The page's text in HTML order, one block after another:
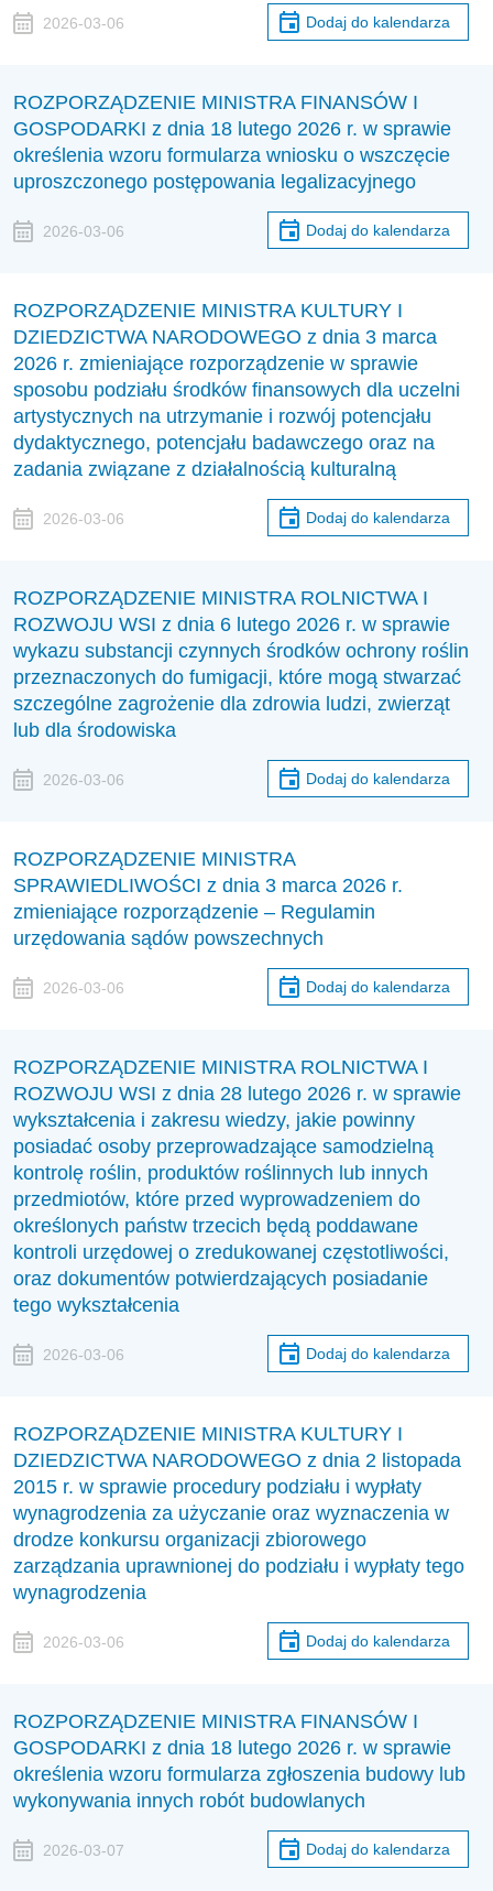
2026-03-06 Dodaj do kalendarza
ROZPORZĄDZENIE MINISTRA FINANSÓW I
GOSPODARKI z dnia 18 lutego 2026 r. w sprawie
określenia wzoru formularza wniosku o wszczęcie
uproszczonego postępowania legalizacyjnego
2026-03-06 Dodaj do kalendarza
ROZPORZĄDZENIE MINISTRA KULTURY I
DZIEDZICTWA NARODOWEGO z dnia 3 marca
2026 r. zmieniające rozporządzenie w sprawie
sposobu podziału środków finansowych dla uczelni
artystycznych na utrzymanie i rozwój potencjału
dydaktycznego, potencjału badawczego oraz na
zadania związane z działalnością kulturalną
2026-03-06 Dodaj do kalendarza
ROZPORZĄDZENIE MINISTRA ROLNICTWA I
ROZWOJU WSI z dnia 6 lutego 2026 r. w sprawie
wykazu substancji czynnych środków ochrony roślin
przeznaczonych do fumigacji, które mogą stwarzać
szczególne zagrożenie dla zdrowia ludzi, zwierząt
lub dla środowiska
2026-03-06 Dodaj do kalendarza
ROZPORZĄDZENIE MINISTRA
SPRAWIEDLIWOŚCI z dnia 3 marca 2026 r.
zmieniające rozporządzenie – Regulamin
urzędowania sądów powszechnych
2026-03-06 Dodaj do kalendarza
ROZPORZĄDZENIE MINISTRA ROLNICTWA I
ROZWOJU WSI z dnia 28 lutego 2026 r. w sprawie
wykształcenia i zakresu wiedzy, jakie powinny
posiadać osoby przeprowadzające samodzielną
kontrolę roślin, produktów roślinnych lub innych
przedmiotów, które przed wyprowadzeniem do
określonych państw trzecich będą poddawane
kontroli urzędowej o zredukowanej częstotliwości,
oraz dokumentów potwierdzających posiadanie
tego wykształcenia
2026-03-06 Dodaj do kalendarza
ROZPORZĄDZENIE MINISTRA KULTURY I
DZIEDZICTWA NARODOWEGO z dnia 2 listopada
2015 r. w sprawie procedury podziału i wypłaty
wynagrodzenia za użyczanie oraz wyznaczenia w
drodze konkursu organizacji zbiorowego
zarządzania uprawnionej do podziału i wypłaty tego
wynagrodzenia
2026-03-06 Dodaj do kalendarza
ROZPORZĄDZENIE MINISTRA FINANSÓW I
GOSPODARKI z dnia 18 lutego 2026 r. w sprawie
określenia wzoru formularza zgłoszenia budowy lub
wykonywania innych robót budowlanych
2026-03-07 Dodaj do kalendarza